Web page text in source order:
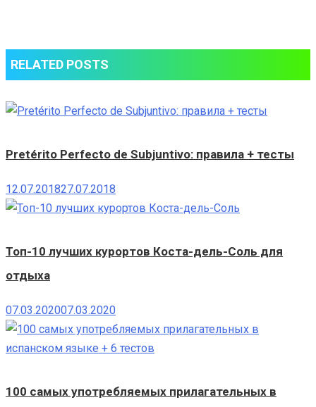
RELATED POSTS
Pretérito Perfecto de Subjuntivo: правила + тесты
12.07.201827.07.2018
Топ-10 лучших курортов Коста-дель-Соль для
отдыха
07.03.202007.03.2020
100 самых употребляемых прилагательных в